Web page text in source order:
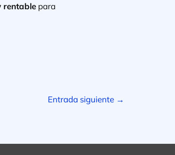
rentable para
Entrada siguiente →